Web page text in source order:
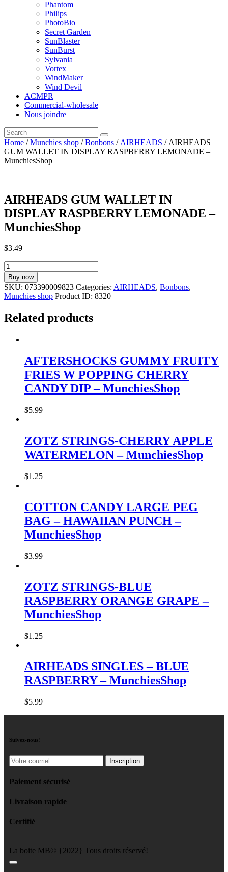
Phantom
Philips
PhotoBio
Secret Garden
SunBlaster
SunBurst
Sylvania
Vortex
WindMaker
Wind Devil
ACMPR
Commercial-wholesale
Nous joindre
Home /Munchies shop /Bonbons / AIRHEADS / AIRHEADS
GUM WALLET IN DISPLAY RASPBERRY LEMONADE –
MunchiesShop
AIRHEADS GUM WALLET IN
DISPLAY RASPBERRY LEMONADE –
MunchiesShop
$3.49
AIRHEADS
GUM
WALLET
IN
DISPLAY
RASPBERRY
LEMONADE
MunchiesShop
Buy now
SKU: 073390009823 Categories: AIRHEADS, Bonbons,
Munchies shop Product ID: 8320
Related products
AFTERSHOCKS GUMMY FRUITY
FRIES W POPPING CHERRY
CANDY DIP – MunchiesShop
$5.99
ZOTZ STRINGS-CHERRY APPLE
WATERMELON – MunchiesShop
$1 .25
COTTON CANDY LARGE PEG
BAG – HAWAIIAN PUNCH –
MunchiesShop
$3.99
ZOTZ STRINGS-BLUE
RASPBERRY ORANGE GRAPE –
MunchiesShop
$1 .25
AIRHEADS SINGLES – BLUE
RASPBERRY – MunchiesShop
$5.99
Suivez-nous!
Paiement sécurisé
Livraison rapide
Certifié
La boite MB© {2022} Tous droits réservé!